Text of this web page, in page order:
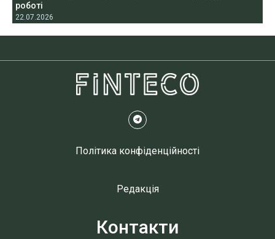
роботі
22.07.2026
Політика конфіденційності
Редакція
Контакти